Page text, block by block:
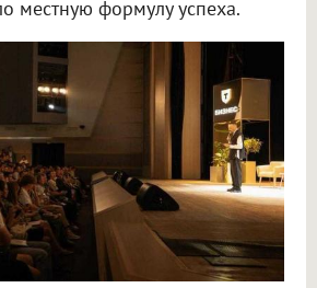
местную формулу успеха.